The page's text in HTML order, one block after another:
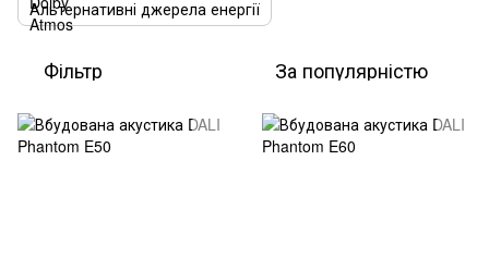
Альтернативні джерела енергії
Фільтр За популярністю